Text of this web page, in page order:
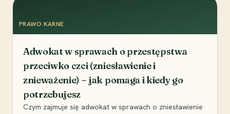
PRAWO KARNE
Adwokat w sprawach o przestępstwa
przeciwko czci (zniesławienie i
znieważenie) – jak pomaga i kiedy go
potrzebujesz
Czym zajmuje się adwokat w sprawach o zniesławienie